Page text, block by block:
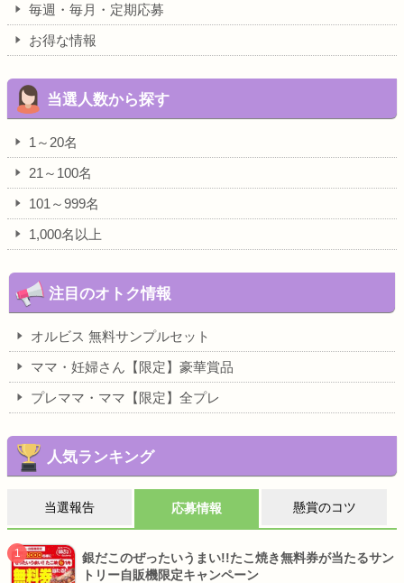
毎週・毎月・定期応募
お得な情報
当選人数から探す
1～20名
21～100名
101～999名
1,000名以上
注目のオトク情報
オルビス 無料サンプルセット
ママ・妊婦さん【限定】豪華賞品
プレママ・ママ【限定】全プレ
人気ランキング
当選報告 応募情報 懸賞のコツ
銀だこのぜったいうまい!!たこ焼き無料券が当たるサン
トリー自販機限定キャンペーン